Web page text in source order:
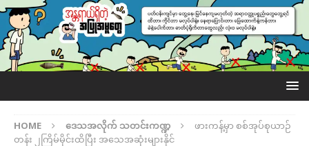
HOME ဒေသအလိုက် သတင်းကဏ္ဍ
ဖားကန့်မှာ စစ်အုပ်စုယာဉ်
တန်း ၂ကြိမ်မိုင်းထိပြီး အသေအဆုံးများနိုင်